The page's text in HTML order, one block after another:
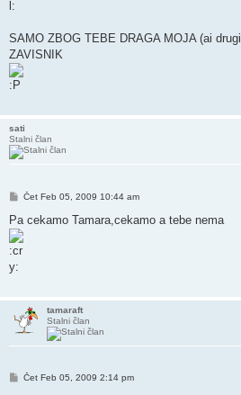
SAMO ZBOG TEBE DRAGA MOJA (ai
ZAVISNIK
sati
Stalni član
Post
Čet Feb 05, 2009 10:44 am
Pa cekamo Tamara,cekamo a tebe nema
tamaraft
Stalni član
Post
Čet Feb 05, 2009 2:14 pm